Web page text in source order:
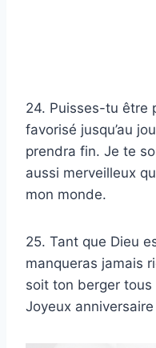
24. Puisses-tu être
favorisé jusqu’au
prendra fin. Je te
aussi merveilleux
mon monde.
25. Tant que Dieu
manqueras jamais
soit ton berger
Joyeux